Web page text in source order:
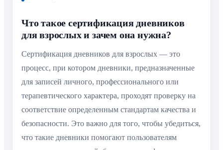
Что такое сертификация дневников
для взрослых и зачем она нужна?
Сертификация дневников для взрослых — это
процесс, при котором дневники, предназначенные
для записей личного, профессионального или
терапевтического характера, проходят проверку на
соответствие определенным стандартам качества и
безопасности. Это важно для того, чтобы убедиться,
что такие дневники помогают пользователям